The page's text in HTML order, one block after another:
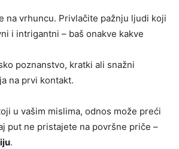
na vrhuncu. Privlačite pažnju ljudi koji
i intrigantni – baš onakve kakve
poznanstvo, kratki ali snažni
na prvi kontakt.
u vašim mislima, odnos može preći
put ne pristajete na površne priče –
.